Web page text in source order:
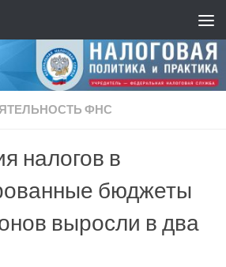
ФНС
налогов в
бюджеты
выросли в два